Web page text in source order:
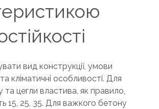
вид конструкції, умови
кліматичні особливості. Для
та цегли властива, як правило,
15, 25, 35. Для важкого бетону